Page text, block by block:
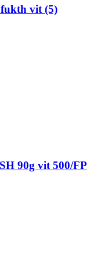
vit (5)
90g vit 500/FP